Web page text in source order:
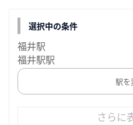
選択中の条件
福井駅
福井駅駅
駅を
さらに